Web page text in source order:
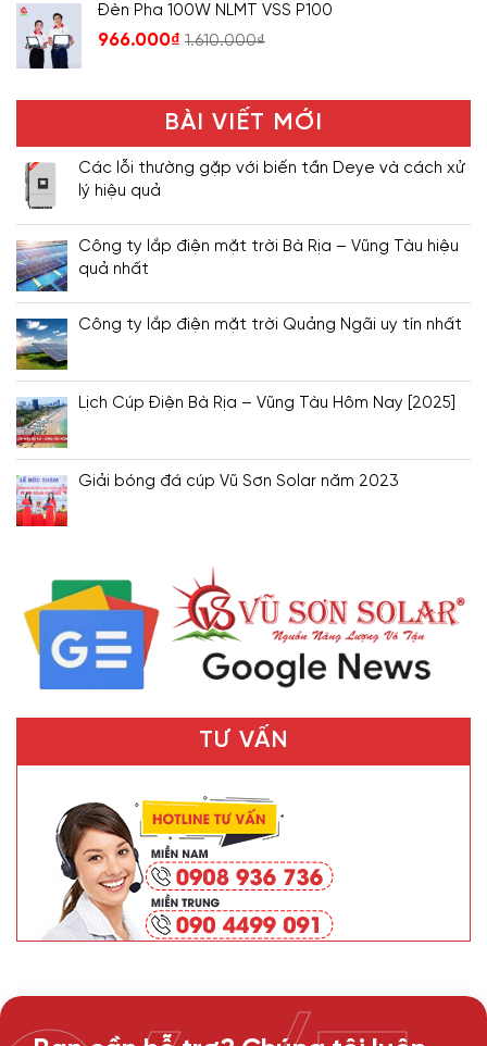
Đèn Pha 100W NLMT VSS P100
966.000₫ 1.610.000₫
BÀI VIẾT MỚI
Các lỗi thường gặp với biến tần Deye và cách xử
lý hiệu quả
Công ty lắp điện mặt trời Bà Rịa – Vũng Tàu hiệu
quả nhất
Công ty lắp điện mặt trời Quảng Ngãi uy tín nhất
Lịch Cúp Điện Bà Rịa – Vũng Tàu Hôm Nay [2025]
Giải bóng đá cúp Vũ Sơn Solar năm 2023
TƯ VẤN